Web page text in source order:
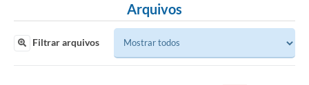
Arquivos
Filtrar arquivos